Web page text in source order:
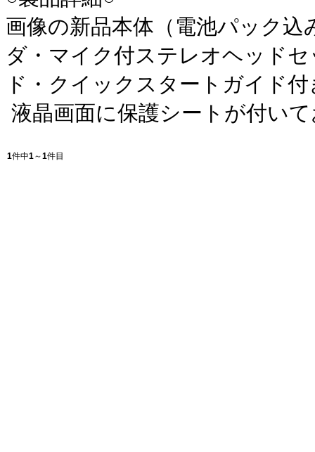
画像の新品本体（電池パック込
ダ・マイク付ステレオヘッド
ド・クイックスタートガイド
液晶画面に保護シートが付い
1件中1～1件目